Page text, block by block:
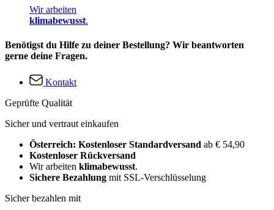
Wir arbeiten
klimabewusst.
Benötigst du Hilfe zu deiner Bestellung? Wir beantworten
gerne deine Fragen.
Kontakt
Geprüfte Qualität
Sicher und vertraut einkaufen
Österreich: Kostenloser Standardversand ab € 54,90
Kostenloser Rückversand
Wir arbeiten klimabewusst.
Sichere Bezahlung mit SSL-Verschlüsselung
Sicher bezahlen mit